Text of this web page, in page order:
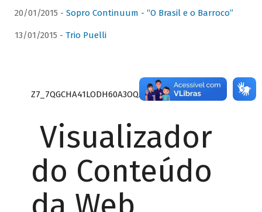
20/01/2015 - Sopro Continuum - “O Brasil e o Barroco”
13/01/2015 - Trio Puelli
Z7_7QGCHA41LODH60A3OQA8RN1415
Visualizador
do Conteúdo